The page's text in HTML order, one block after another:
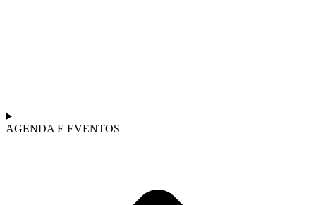
AGENDA E EVENTOS